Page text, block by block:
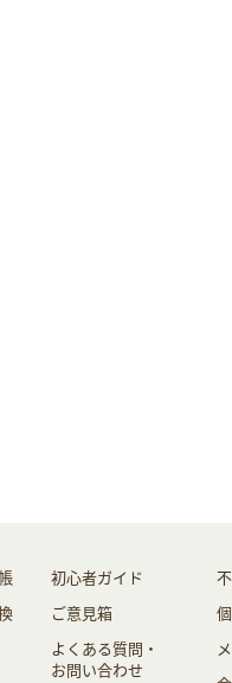
初心者ガイド
ご意見箱
よくある質問・
お問い合わせ